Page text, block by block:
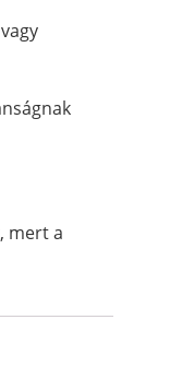
mert a